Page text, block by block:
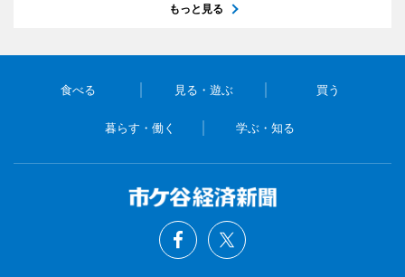
もっと見る
食べる 見る・遊ぶ 買う
暮らす・働く 学ぶ・知る